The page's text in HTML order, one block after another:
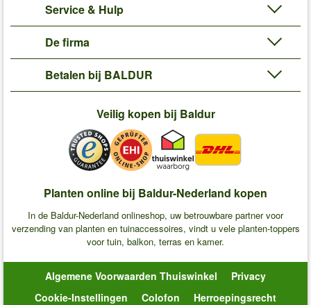
Service & Hulp
De firma
Betalen bij BALDUR
Veilig kopen bij Baldur
Planten online bij Baldur-Nederland kopen
In de Baldur-Nederland onlineshop, uw betrouwbare partner voor
verzending van planten en tuinaccessoires, vindt u vele planten-toppers
voor tuin, balkon, terras en kamer.
Algemene Voorwaarden Thuiswinkel
Privacy
Cookie-Instellingen
Colofon Herroepingsrecht